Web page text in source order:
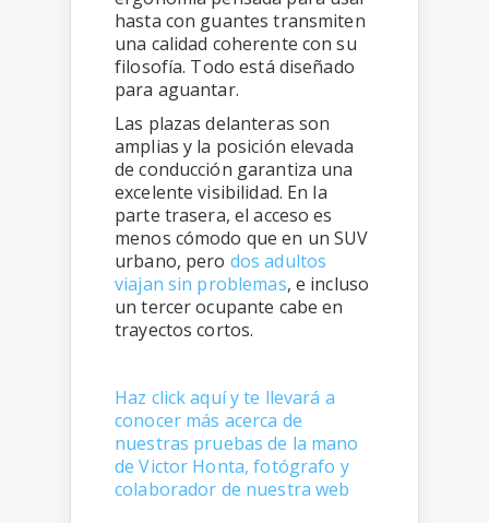
hasta con guantes transmiten
una calidad coherente con su
filosofía. Todo está diseñado
para aguantar.
Las plazas delanteras son
amplias y la posición elevada
de conducción garantiza una
excelente visibilidad. En la
parte trasera, el acceso es
menos cómodo que en un SUV
urbano, pero dos adultos
viajan sin problemas, e incluso
un tercer ocupante cabe en
trayectos cortos.
Haz click aquí y te llevará a
conocer más acerca de
nuestras pruebas de la mano
de Victor Honta, fotógrafo y
colaborador de nuestra web